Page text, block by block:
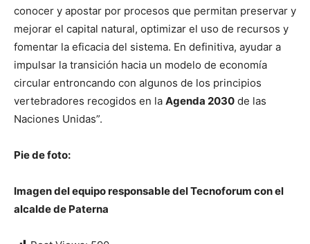
conocer y apostar por procesos que permitan preservar y
mejorar el capital natural, optimizar el uso de recursos y
fomentar la eficacia del sistema. En definitiva, ayudar a
impulsar la transición hacia un modelo de economía
circular entroncando con algunos de los principios
vertebradores recogidos en la Agenda 2030 de las
Naciones Unidas”.
Pie de foto:
Imagen del equipo responsable del Tecnoforum con el
alcalde de Paterna